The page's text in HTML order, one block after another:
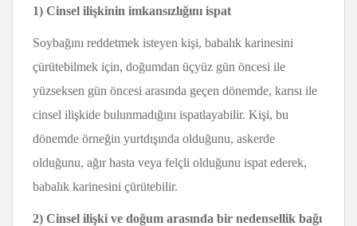
1) Cinsel ilişkinin imkansızlığını ispat
Soybağını reddetmek isteyen kişi, babalık karinesini
çürütebilmek için, doğumdan üçyüz gün öncesi ile
yüzseksen gün öncesi arasında geçen dönemde, karısı ile
cinsel ilişkide bulunmadığını ispatlayabilir. Kişi, bu
dönemde örneğin yurtdışında olduğunu, askerde
olduğunu, ağır hasta veya felçli olduğunu ispat ederek,
babalık karinesini çürütebilir.
2) Cinsel ilişki ve doğum arasında bir nedensellik bağı